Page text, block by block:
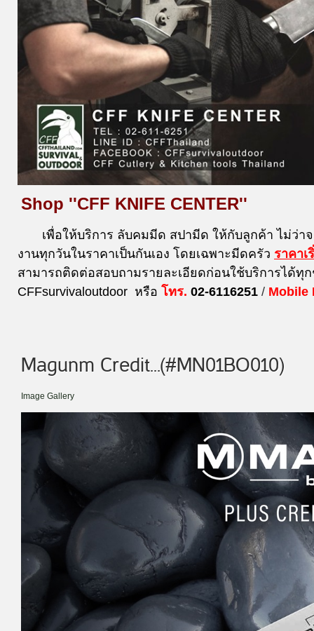
Shop ''CFF KNIFE CENTER''
เพื่อให้บริการ ลับคมมีด สปามีด ให้กับลูกค้า ไม่ว่
งานทุกวันในราคาเป็นกันเอง โดยเฉพาะมีดครัว ราคาเ
สามารถติดต่อสอบถามรายละเอียดก่อนใช้บริการได้ทุ
CFFsurvivaloutdoor หรือ โทร. 02-6116251 / Mobile
Magunm Credit...(#MN01BO010)
Image Gallery